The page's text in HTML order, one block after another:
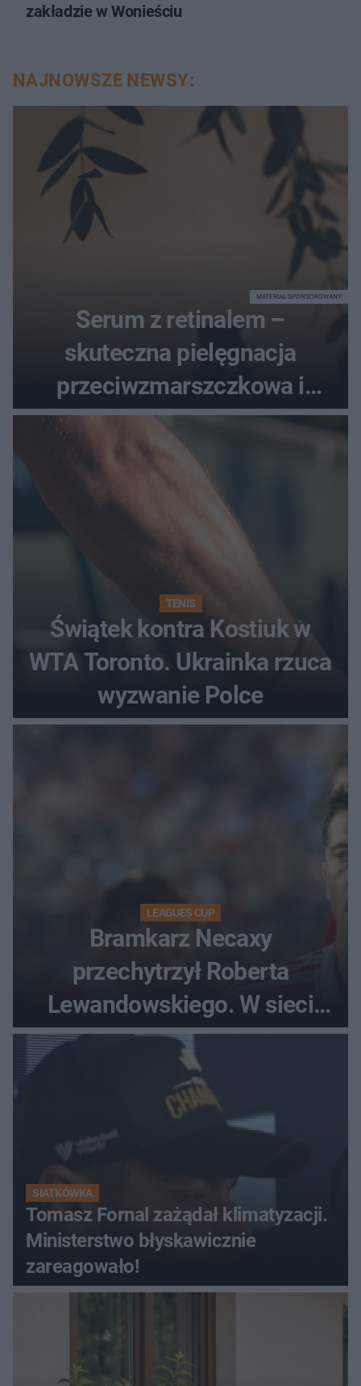
zakładzie w Wonieściu
NAJNOWSZE NEWSY:
Serum z retinalem –
skuteczna pielęgnacja
przeciwzmarszczkowa i
regenerująca
MATERIAŁ SPONSOROWANY
TENIS
Świątek kontra Kostiuk w
WTA Toronto. Ukrainka rzuca
wyzwanie Polce
LEAGUES CUP
Bramkarz Necaxy
przechytrzył Roberta
Lewandowskiego. W sieci
krąży wideo z tego pojedynku
SIATKÓWKA
Tomasz Fornal zażądał klimatyzacji.
Ministerstwo błyskawicznie
zareagowało!